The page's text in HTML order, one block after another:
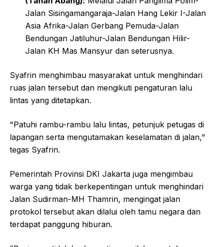
Jalan Sisingamangaraja-Jalan Hang Lekir I-Jalan
Asia Afrika-Jalan Gerbang Pemuda-Jalan
Bendungan Jatiluhur-Jalan Bendungan Hilir-
Jalan KH Mas Mansyur dan seterusnya.
Syafrin menghimbau masyarakat untuk menghindari
ruas jalan tersebut dan mengikuti pengaturan lalu
lintas yang ditetapkan.
"Patuhi rambu-rambu lalu lintas, petunjuk petugas di
lapangan serta mengutamakan keselamatan di jalan,"
tegas Syafrin.
Pemerintah Provinsi DKI Jakarta juga mengimbau
warga yang tidak berkepentingan untuk menghindari
Jalan Sudirman-MH Thamrin, mengingat jalan
protokol tersebut akan dilalui oleh tamu negara dan
terdapat panggung hiburan.